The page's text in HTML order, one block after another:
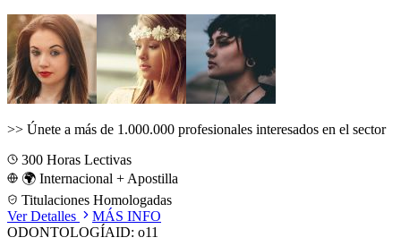
>> Únete a más de 1.000.000 profesionales interesados en el sector
300 Horas Lectivas
🌍 Internacional + Apostilla
Titulaciones Homologadas
Ver Detalles
MÁS INFO
ODONTOLOGÍAID: o11